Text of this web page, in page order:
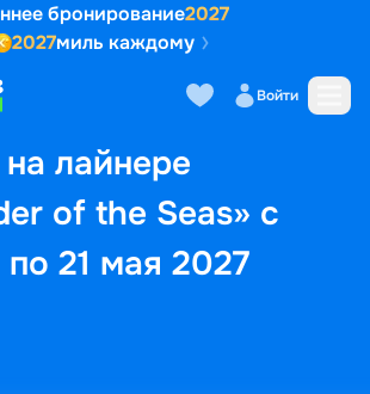
бронирование2027
2027миль каждому
Войти
лайнере
of the Seas» с
по 21 мая 2027
Выбор кают Маршрут и